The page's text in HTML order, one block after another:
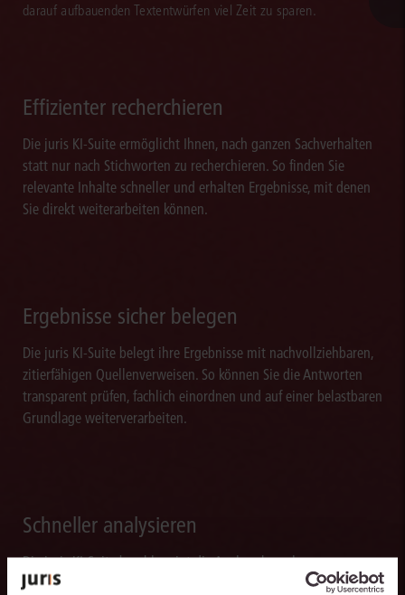
darauf aufbauenden Textentwürfen viel Zeit zu sparen.
Effizienter recherchieren
Die juris KI-Suite ermöglicht Ihnen, nach ganzen Sachverhalten
statt nur nach Stichworten zu recherchieren. So finden Sie
relevante Inhalte schneller und erhalten Ergebnisse, mit denen
Sie direkt weiterarbeiten können.
Ergebnisse sicher belegen
Die juris KI-Suite belegt ihre Ergebnisse mit nachvollziehbaren,
zitierfähigen Quellenverweisen. So können Sie die Antworten
transparent prüfen, fachlich einordnen und auf einer belastbaren
Grundlage weiterverarbeiten.
Schneller analysieren
Die juris KI-Suite beschleunigt die Analyse komplexer
juristischer Fragestellungen. Sie hilft dabei, Sachverhalte